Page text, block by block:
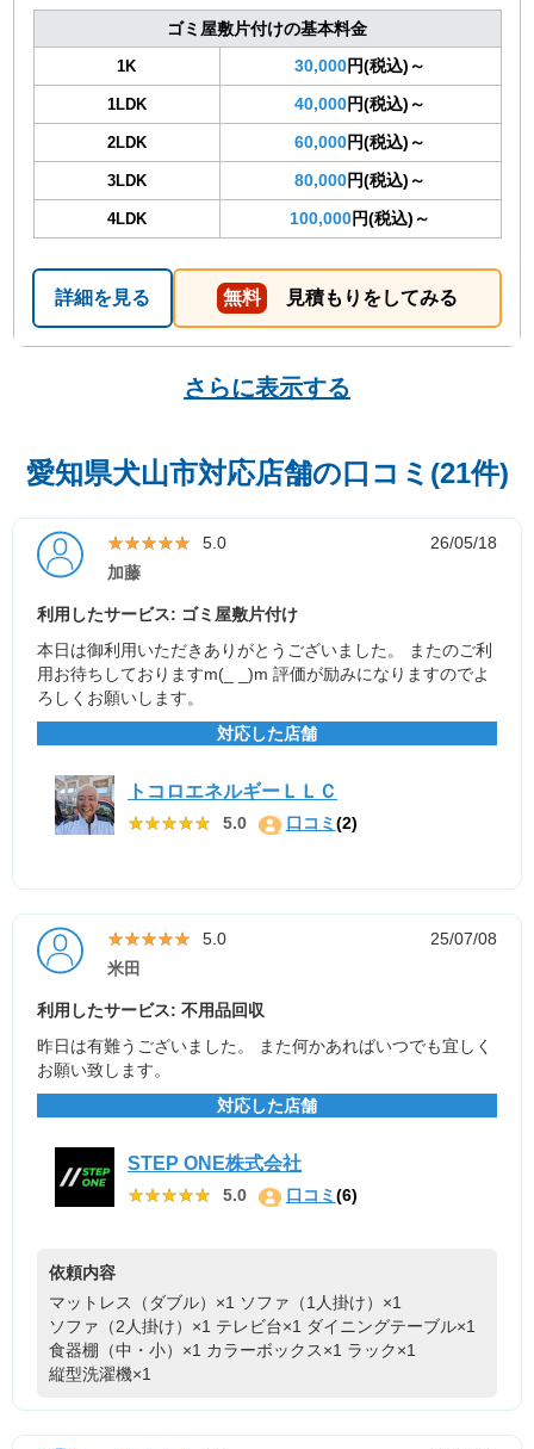
ゴミ屋敷片付けの基本料金
1K 30,000円(税込)～
1LDK 40,000円(税込)～
2LDK 60,000円(税込)～
3LDK 80,000円(税込)～
4LDK 100,000円(税込)～
詳細を見る 無料 見積もりをしてみる
さらに表示する
愛知県犬山市対応店舗の口コミ(21件)
★★★★★
★★★★★ 5.0
26/05/18
加藤
利用したサービス: ゴミ屋敷片付け
本日は御利用いただきありがとうございました。 またのご利
用お待ちしておりますm(_ _)m 評価が励みになりますのでよ
ろしくお願いします。
対応した店舗
トコロエネルギーＬＬＣ
★★★★★
★★★★★ 5.0 口コミ(2)
★★★★★
★★★★★ 5.0
25/07/08
米田
利用したサービス: 不用品回収
昨日は有難うございました。 また何かあればいつでも宜しく
お願い致します。
対応した店舗
STEP ONE株式会社
★★★★★
★★★★★ 5.0 口コミ(6)
依頼内容
マットレス（ダブル）×1 ソファ（1人掛け）×1
ソファ（2人掛け）×1 テレビ台×1 ダイニングテーブル×1
食器棚（中・小）×1 カラーボックス×1 ラック×1
縦型洗濯機×1